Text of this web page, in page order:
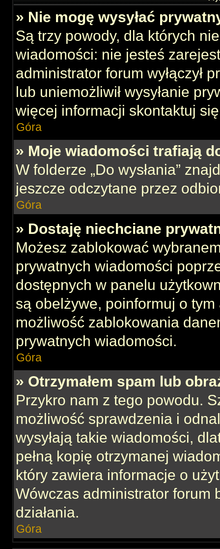
» Nie mogę wysyłać
Są trzy powody, dla których
wiadomości: nie jesteś
administrator forum wyłączył
lub uniemożliwił wysyłanie
więcej informacji skontaktuj
Góra
» Moje wiadomości trafiają
W folderze „Do wysłania”
jeszcze odczytane przez
Góra
» Dostaję niechciane
Możesz zablokować
prywatnych wiadomości
dostępnych w panelu
są obelżywe, poinformuj o
możliwość zablokowania
prywatnych wiadomości.
Góra
» Otrzymałem spam lub
Przykro nam z tego powodu.
możliwość sprawdzenia i
wysyłają takie wiadomości,
pełną kopię otrzymanej
który zawiera informacje o
Wówczas administrator forum
działania.
Góra